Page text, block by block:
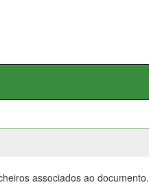
associados ao documento.